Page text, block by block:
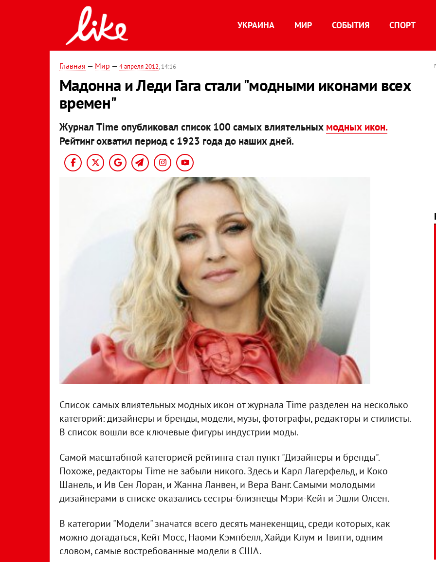
УКРАИНА МИР СОБЫТИЯ СПОРТ
Главная — Мир — 4 апреля 2012, 14:16
Мадонна и Леди Гага стали "модными иконами всех
времен"
Журнал Time опубликовал список 100 самых влиятельных модных икон.
Рейтинг охватил период с 1923 года до наших дней.
Список самых влиятельных модных икон от журнала Time разделен на несколько
категорий: дизайнеры и бренды, модели, музы, фотографы, редакторы и стилисты.
В список вошли все ключевые фигуры индустрии моды.
Самой масштабной категорией рейтинга стал пункт "Дизайнеры и бренды".
Похоже, редакторы Time не забыли никого. Здесь и Карл Лагерфельд, и Коко
Шанель, и Ив Сен Лоран, и Жанна Ланвен, и Вера Ванг. Самыми молодыми
дизайнерами в списке оказались сестры-близнецы Мэри-Кейт и Эшли Олсен.
В категории "Модели" значатся всего десять манекенщиц, среди которых, как
можно догадаться, Кейт Мосс, Наоми Кэмпбелл, Хайди Клум и Твигги, одним
словом, самые востребованные модели в США.